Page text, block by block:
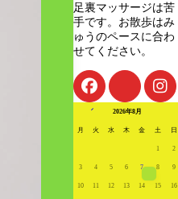
足裏マッサージは苦
手です。お散歩はみ
ゅうのペースに合わ
せてください。
2026年8月
月 火 水 木 金 土 日
1 2
3 4 5 6 7 8 9
10 11 12 13 14 15 16